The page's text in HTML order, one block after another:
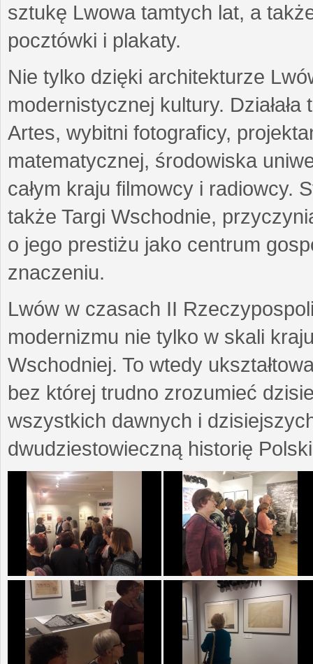
sztukę Lwowa tamtych lat, a
pocztówki i plakaty.
Nie tylko dzięki architekturze
modernistycznej kultury.
Artes, wybitni fotograficy,
matematycznej, środowiska
całym kraju filmowcy i radiowcy.
także Targi Wschodnie,
o jego prestiżu jako centrum
znaczeniu.
Lwów w czasach II
modernizmu nie tylko w skali
Wschodniej. To wtedy
bez której trudno zrozumieć
wszystkich dawnych i
dwudziestowieczną historię